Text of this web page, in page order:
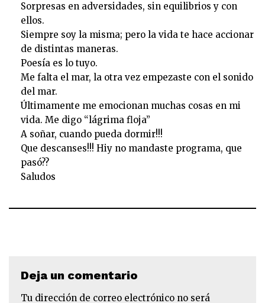
Sorpresas en adversidades, sin equilibrios y con
ellos.
Siempre soy la misma; pero la vida te hace accionar
de distintas maneras.
Poesía es lo tuyo.
Me falta el mar, la otra vez empezaste con el sonido
del mar.
Últimamente me emocionan muchas cosas en mi
vida. Me digo “lágrima floja”
A soñar, cuando pueda dormir!!!
Que descanses!!! Hiy no mandaste programa, que
pasó??
Saludos
Deja un comentario
Tu dirección de correo electrónico no será